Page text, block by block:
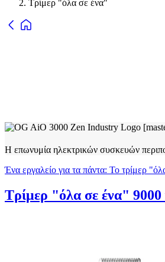
Τρίμερ "όλα σε ένα"
Η επωνυμία ηλεκτρικών συσκευών
Ένα εργαλείο για τα πάντα: Το τρίμερ
Τρίμερ "όλα σε ένα"